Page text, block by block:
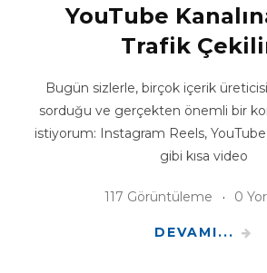
YouTube
Trafik
Bugün sizlerle, birçok içerik
sorduğu ve gerçekten önemli bir
istiyorum: Instagram Reels,
gibi kısa video
117 Görüntüleme 0
DEVAMI...